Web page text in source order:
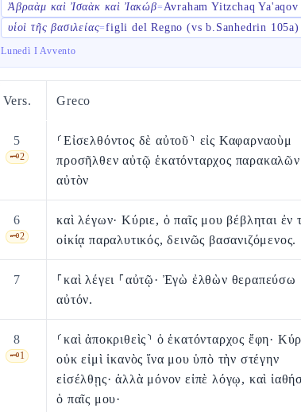
Ἀβραὰμ καὶ Ἰσαὰκ καὶ Ἰακώβ=Avraham Yitzchaq Ya'aqov
υἱοὶ τῆς βασιλείας=figli del Regno (vs b.Sanhedrin 105a)
Lunedì I Avvento
Vers. Greco
5
🗝️2
⸂Εἰσελθόντος δὲ αὐτοῦ⸃ εἰς Καφαρναοὺμ
προσῆλθεν αὐτῷ ἑκατόνταρχος παρακαλῶν
αὐτὸν
6
🗝️2
καὶ λέγων· Κύριε, ὁ παῖς μου βέβληται ἐν
οἰκίᾳ παραλυτικός, δεινῶς βασανιζόμενος.
7
⸀καὶ λέγει ⸀αὐτῷ· Ἐγὼ ἐλθὼν θεραπεύσω
αὐτόν.
8
🗝️1
⸂καὶ ἀποκριθεὶς⸃ ὁ ἑκατόνταρχος ἔφη·
οὐκ εἰμὶ ἱκανὸς ἵνα μου ὑπὸ τὴν στέγην
εἰσέλθῃς· ἀλλὰ μόνον εἰπὲ λόγῳ, καὶ
ὁ παῖς μου·